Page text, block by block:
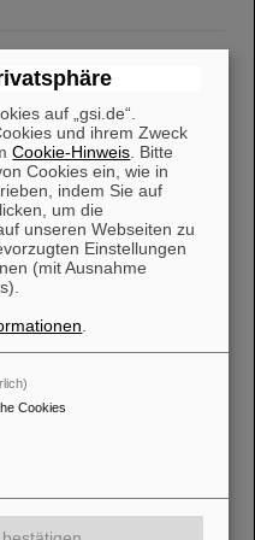
thallium (205Tl81+) ions at
of GSI/FAIR. This
on the production of lead
– „Saturday
FAIR
untersucht werden kann,
Besuchsprogramm standen
CNRS-Silbermedaille
konnte sie in den letzten
möglich waren. „Indem
leichte [...] zu Gast. Im Jahr
auf „gsi.de“.
und ihrem Zweck
Cookie-Hinweis . Bitte
Cookies ein, wie in
indem Sie auf
um die
unseren Webseiten zu
Einstellungen
(mit Ausnahme
Cookies